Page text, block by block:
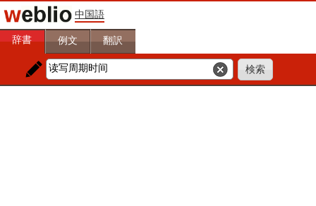
中国語
辞書 例文 翻訳